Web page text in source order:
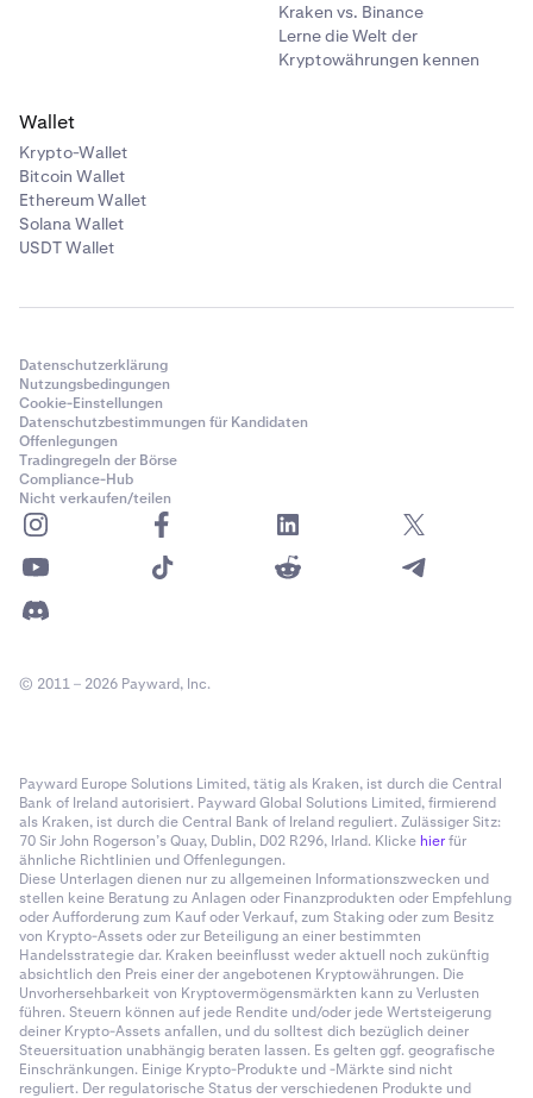
Kraken vs. Binance
Lerne die Welt der
Kryptowährungen kennen
Wallet
Krypto-Wallet
Bitcoin Wallet
Ethereum Wallet
Solana Wallet
USDT Wallet
Datenschutzerklärung
Nutzungsbedingungen
Cookie-Einstellungen
Datenschutzbestimmungen für Kandidaten
Offenlegungen
Tradingregeln der Börse
Compliance-Hub
Nicht verkaufen/teilen
© 2011 – 2026 Payward, Inc.
Payward Europe Solutions Limited, tätig als Kraken, ist durch die Central
Bank of Ireland autorisiert. Payward Global Solutions Limited, firmierend
als Kraken, ist durch die Central Bank of Ireland reguliert. Zulässiger Sitz:
70 Sir John Rogerson’s Quay, Dublin, D02 R296, Irland. Klicke hierfür
ähnliche Richtlinien und Offenlegungen.
Diese Unterlagen dienen nur zu allgemeinen Informationszwecken und
stellen keine Beratung zu Anlagen oder Finanzprodukten oder Empfehlung
oder Aufforderung zum Kauf oder Verkauf, zum Staking oder zum Besitz
von Krypto-Assets oder zur Beteiligung an einer bestimmten
Handelsstrategie dar. Kraken beeinflusst weder aktuell noch zukünftig
absichtlich den Preis einer der angebotenen Kryptowährungen. Die
Unvorhersehbarkeit von Kryptovermögensmärkten kann zu Verlusten
führen. Steuern können auf jede Rendite und/oder jede Wertsteigerung
deiner Krypto-Assets anfallen, und du solltest dich bezüglich deiner
Steuersituation unabhängig beraten lassen. Es gelten ggf. geografische
Einschränkungen. Einige Krypto-Produkte und -Märkte sind nicht
reguliert. Der regulatorische Status der verschiedenen Produkte und